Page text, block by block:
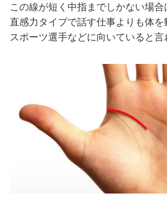
この線が短く中指までしかない場合
直感力タイプで話す仕事よりも体
スポーツ選手などに向いていると言